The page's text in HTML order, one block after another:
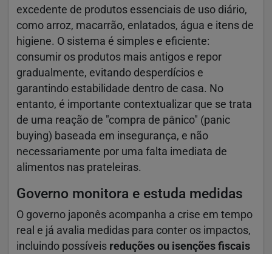
excedente de produtos essenciais de uso diário,
como arroz, macarrão, enlatados, água e itens de
higiene. O sistema é simples e eficiente:
consumir os produtos mais antigos e repor
gradualmente, evitando desperdícios e
garantindo estabilidade dentro de casa. No
entanto, é importante contextualizar que se trata
de uma reação de "compra de pânico" (panic
buying) baseada em insegurança, e não
necessariamente por uma falta imediata de
alimentos nas prateleiras.
Governo monitora e estuda medidas
O governo japonês acompanha a crise em tempo
real e já avalia medidas para conter os impactos,
incluindo possíveis reduções ou isenções fiscais